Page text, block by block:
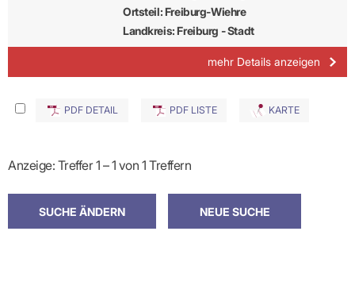
Ortsteil: Freiburg-Wiehre
Landkreis: Freiburg - Stadt
mehr Details anzeigen
PDF DETAIL PDF LISTE KARTE
Anzeige: Treffer 1 – 1 von 1 Treffern